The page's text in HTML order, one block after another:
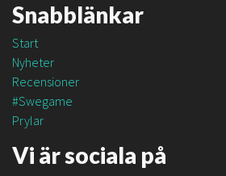
Snabblänkar
Start
Nyheter
Recensioner
#Swegame
Prylar
Vi är sociala på